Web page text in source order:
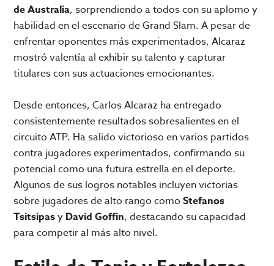
de Australia, sorprendiendo a todos con su aplomo y
habilidad en el escenario de Grand Slam. A pesar de
enfrentar oponentes más experimentados, Alcaraz
mostró valentía al exhibir su talento y capturar
titulares con sus actuaciones emocionantes.
Desde entonces, Carlos Alcaraz ha entregado
consistentemente resultados sobresalientes en el
circuito ATP. Ha salido victorioso en varios partidos
contra jugadores experimentados, confirmando su
potencial como una futura estrella en el deporte.
Algunos de sus logros notables incluyen victorias
sobre jugadores de alto rango comoStefanos
Tsitsipasy David Goffin, destacando su capacidad
para competir al más alto nivel.